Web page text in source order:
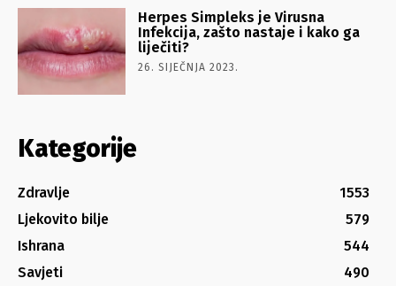
Herpes Simpleks je Virusna
Infekcija, zašto nastaje i kako ga
liječiti?
26. SIJEČNJA 2023.
Kategorije
Zdravlje
1553
Ljekovito bilje
579
Ishrana
544
Savjeti
490